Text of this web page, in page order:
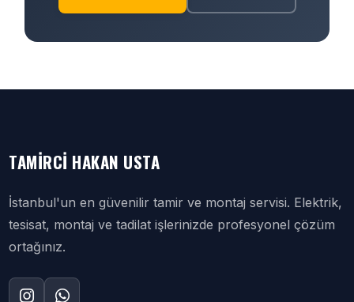
TAMIRCI HAKAN USTA
İstanbul'un en güvenilir tamir ve montaj servisi. Elektrik,
tesisat, montaj ve tadilat işlerinizde profesyonel çözüm
ortağınız.